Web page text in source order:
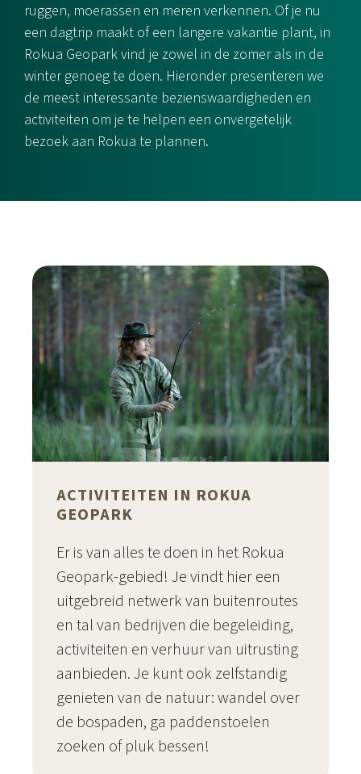
ruggen, moerassen en meren verkennen. Of je nu
een dagtrip maakt of een langere vakantie plant, in
Rokua Geopark vind je zowel in de zomer als in de
winter genoeg te doen. Hieronder presenteren we
de meest interessante bezienswaardigheden en
activiteiten om je te helpen een onvergetelijk
bezoek aan Rokua te plannen.
ACTIVITEITEN IN ROKUA
GEOPARK
Er is van alles te doen in het Rokua
Geopark-gebied! Je vindt hier een
uitgebreid netwerk van buitenroutes
en tal van bedrijven die begeleiding,
activiteiten en verhuur van uitrusting
aanbieden. Je kunt ook zelfstandig
genieten van de natuur: wandel over
de bospaden, ga paddenstoelen
zoeken of pluk bessen!